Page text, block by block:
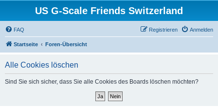
US G-Scale Friends Switzerland
FAQ Anmelden
Registrieren
Startseite Foren-Übersicht
Alle Cookies löschen
Sind Sie sich sicher, dass Sie alle Cookies des Boards löschen möchten?